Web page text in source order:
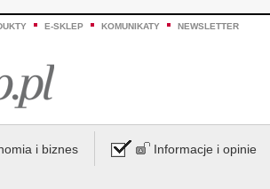
E-SKLEP KOMUNIKATY NEWSLETTER
i biznes Informacje i opinie